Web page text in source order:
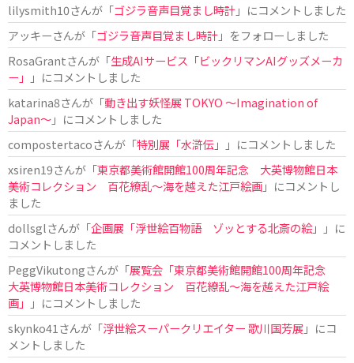
lilysmith10さんが「ゴジラ音声目覚まし時計」にコメントしました
アッキーさんが「ゴジラ音声目覚まし時計」をフォローしました
RosaGrantさんが「生成AIサービス「ビックリマンAIグッズメーカ
ー」
」にコメントしました
katarina8さんが「動き出す妖怪展 TOKYO 〜Imagination of
Japan〜」にコメントしました
compostertacoさんが「特別展「水滸伝」
」にコメントしました
xsiren19さんが「東京都美術館開館100周年記念 大英博物館日本
美術コレクション 百花繚乱～海を越えた江戸絵画」にコメントし
ました
dollsglさんが「企画展「浮世絵百物語 ゾッとする北斎の絵」
」に
コメントしました
PeggVikutongさんが「展覧会「東京都美術館開館100周年記念
大英博物館日本美術コレクション 百花繚乱〜海を越えた江戸絵
画」
」にコメントしました
skynko41 さんが「浮世絵スーパークリエイター 歌川国芳展 」にコ
メントしました